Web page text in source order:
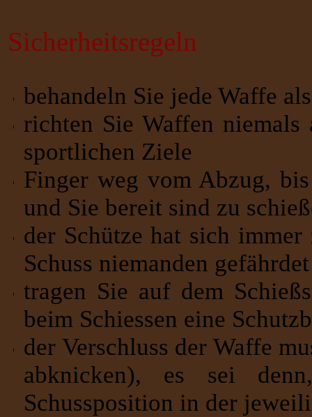
Sicherheitsregeln
behandeln Sie jede Waffe
richten Sie Waffen niemals
sportlichen Ziele
Finger weg vom Abzug,
und Sie bereit sind zu
der Schütze hat sich
Schuss niemanden gefährdet
tragen Sie auf dem
beim Schiessen eine
der Verschluss der Waffe
abknicken), es sei
Schussposition in der